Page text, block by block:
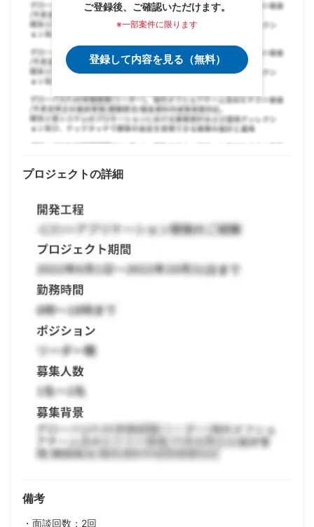
ご登録後、ご確認いただけます。
※一部案件に限ります
登録して内容を見る（無料）
プロジェクトの詳細
備考
・面談回数：2回